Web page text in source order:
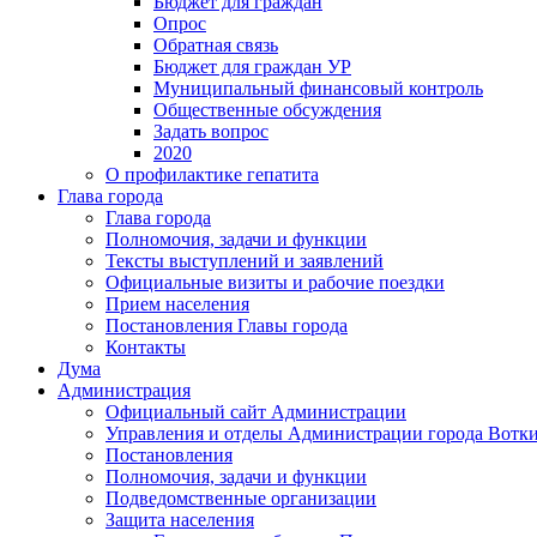
Опрос
Обратная связь
Бюджет для граждан УР
Муниципальный финансовый контроль
Общественные обсуждения
Задать вопрос
2020
О профилактике гепатита
Глава города
Глава города
Полномочия, задачи и функции
Тексты выступлений и заявлений
Официальные визиты и рабочие поездки
Прием населения
Постановления Главы города
Контакты
Дума
Администрация
Официальный сайт Администрации
Управления и отделы Администрации города
Постановления
Полномочия, задачи и функции
Подведомственные организации
Защита населения